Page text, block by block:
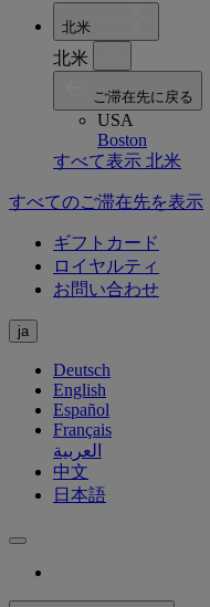
北米
北米
ご滞在先に戻る
USA
Boston
すべて表示 北米
すべてのご滞在先を表示
ギフトカード
ロイヤルティ
お問い合わせ
ja
Deutsch
English
Español
Français
العربية
中文
日本語